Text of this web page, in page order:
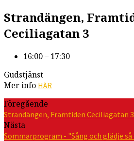
Strandängen,
Ceciliagatan 3
16:00 – 17:30
Gudstjänst
Mer info HÄR
Föregående
Strandängen, Framtiden Ceciliagatan 3
Nästa
Sommarprogram - "Sång och glädje